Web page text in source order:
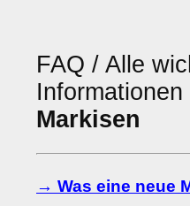
FAQ / Alle
Informationen
Markisen
→ Was eine neue